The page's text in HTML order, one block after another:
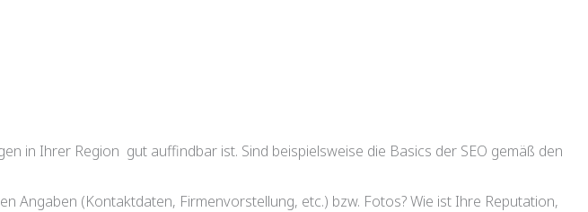
in Ihrer Region gut auffindbar ist. Sind beispielsweise die Basics der SEO gemäß den
Angaben (Kontaktdaten, Firmenvorstellung, etc.) bzw. Fotos? Wie ist Ihre Reputation,